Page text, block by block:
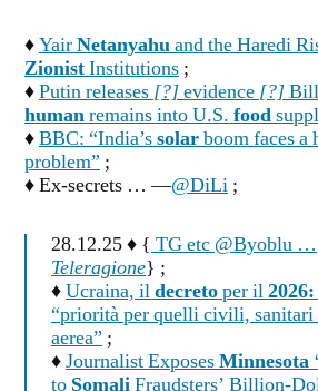
♦YairNetanyahuand the Haredi
ZionistInstitutions ;
♦Putin releases [?]evidence [?]Bill
humanremains into U.S. food
♦BBC: “India’ssolarboom faces a
problem” ;
♦ Ex-secrets … —@DiLi ;
28.12.25 ♦ { TG etc @Byoblu …
Teleragione} ;
♦Ucraina, ildecretoper il2026:
“priorità per quelli civili, sanitari
aerea” ;
♦Journalist ExposesMinnesota
to SomaliFraudsters’ Billion-